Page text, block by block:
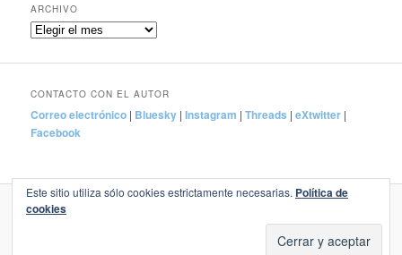
ARCHIVO
Archivo
CONTACTO CON EL AUTOR
Correo electrónico | Bluesky |Instagram |Threads |eXtwitter |
Facebook
Política de privacidad
Este sitio utiliza sólo cookies estrictamente necesarias. Política de
cookies